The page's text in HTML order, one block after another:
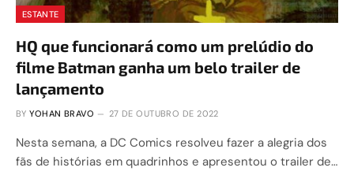
ESTANTE
HQ que funcionará como um prelúdio do
filme Batman ganha um belo trailer de
lançamento
BY YOHAN BRAVO 27 DE OUTUBRO DE 2022
Nesta semana, a DC Comics resolveu fazer a alegria dos
fãs de histórias em quadrinhos e apresentou o trailer de…